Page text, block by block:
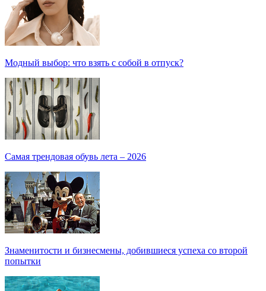
Модный выбор: что взять с собой в отпуск?
Самая трендовая обувь лета – 2026
Знаменитости и бизнесмены, добившиеся успеха со второй
попытки